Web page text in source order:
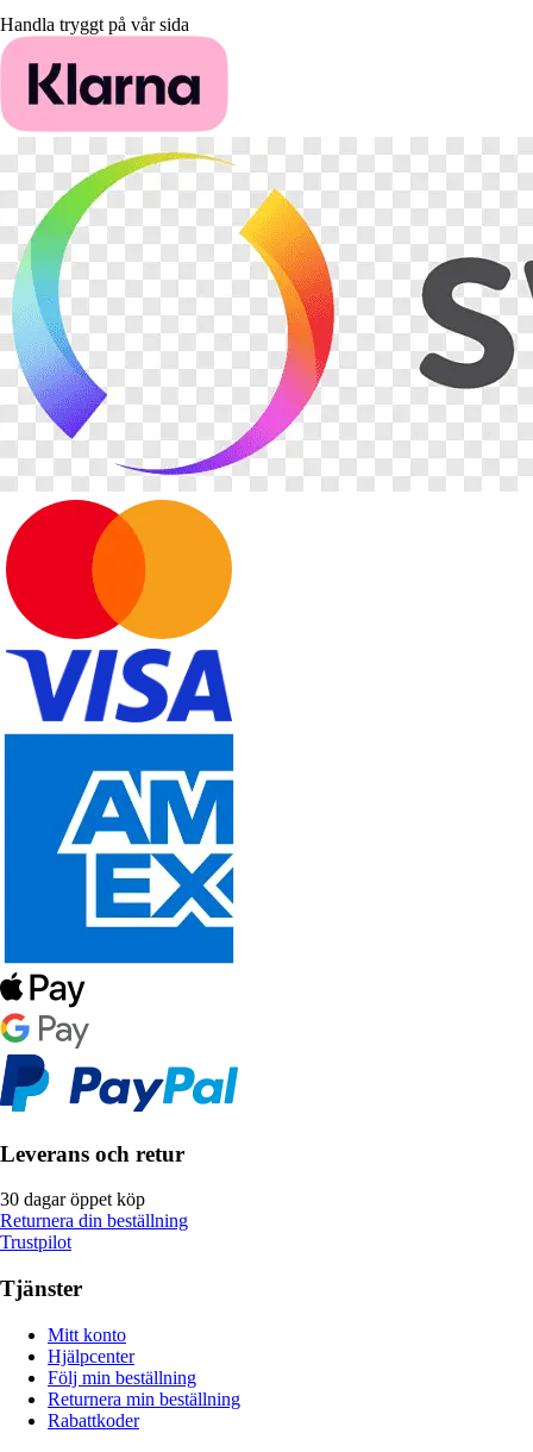
Handla tryggt på vår sida
Leverans och retur
30 dagar öppet köp
Returnera din beställning
Trustpilot
Tjänster
Mitt konto
Hjälpcenter
Följ min beställning
Returnera min beställning
Rabattkoder